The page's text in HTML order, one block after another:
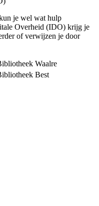
je wel wat hulp
Overheid (IDO) krijg je
of verwijzen je door
Waalre
Best